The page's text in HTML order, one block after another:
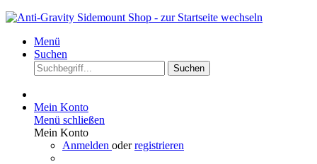
Menü
Suchen
Suchen
Mein Konto
Menü schließen
Mein Konto
Anmelden oderregistrieren